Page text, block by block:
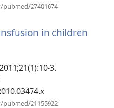
27401674
in children
3.
21155922